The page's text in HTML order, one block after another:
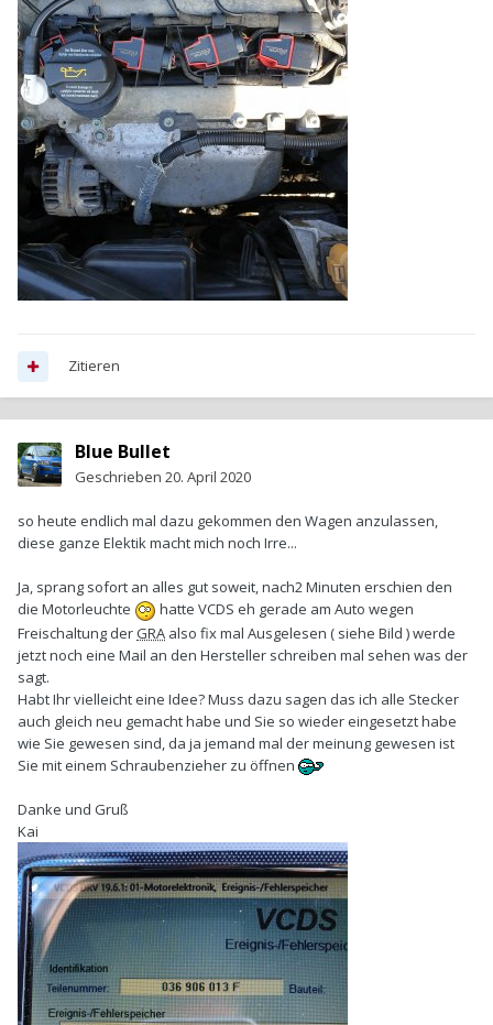
Zitieren
Blue Bullet
Geschrieben 20. April 2020
so heute endlich mal dazu gekommen den Wagen anzulassen,
diese ganze Elektik macht mich noch Irre...
Ja, sprang sofort an alles gut soweit, nach2 Minuten erschien den
die Motorleuchte
hatte VCDS eh gerade am Auto wegen
Freischaltung der GRA also fix mal Ausgelesen ( siehe Bild ) werde
jetzt noch eine Mail an den Hersteller schreiben mal sehen was der
sagt.
Habt Ihr vielleicht eine Idee? Muss dazu sagen das ich alle Stecker
auch gleich neu gemacht habe und Sie so wieder eingesetzt habe
wie Sie gewesen sind, da ja jemand mal der meinung gewesen ist
Sie mit einem Schraubenzieher zu öffnen
Danke und Gruß
Kai